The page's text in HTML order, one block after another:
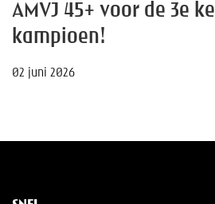
AMVJ 45+ voor de 3e
kampioen!
02 juni 2026